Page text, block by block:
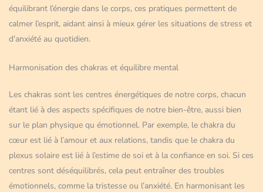
équilibrant l’énergie dans le corps, ces pratiques permettent de
calmer l’esprit, aidant ainsi à mieux gérer les situations de stress et
d’anxiété au quotidien.
Harmonisation des chakras et équilibre mental
Les chakras sont les centres énergétiques de notre corps, chacun
étant lié à des aspects spécifiques de notre bien-être, aussi bien
sur le plan physique qu émotionnel. Par exemple, le chakra du
cœur est lié à l’amour et aux relations, tandis que le chakra du
plexus solaire est lié à l’estime de soi et à la confiance en soi. Si ces
centres sont déséquilibrés, cela peut entraîner des troubles
émotionnels, comme la tristesse ou l’anxiété. En harmonisant les